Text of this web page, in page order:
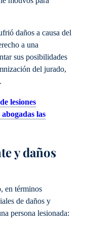
daños a causa del
a una
sus posibilidades
del jurado,
lesiones
las
y daños
en términos
de daños y
persona lesionada: